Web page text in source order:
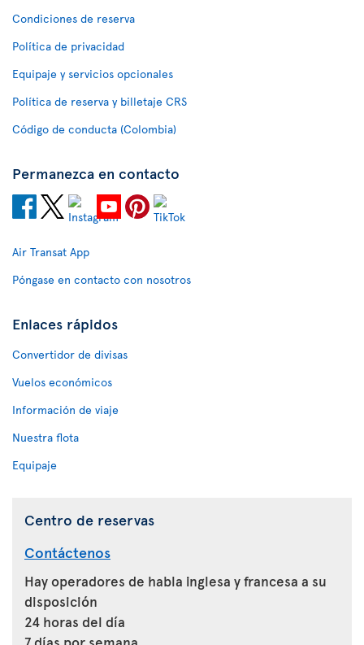
Condiciones de reserva
Política de privacidad
Equipaje y servicios opcionales
Política de reserva y billetaje CRS
Código de conducta (Colombia)
Permanezca en contacto
Air Transat App
Póngase en contacto con nosotros
Enlaces rápidos
Convertidor de divisas
Vuelos económicos
Información de viaje
Nuestra flota
Equipaje
Centro de reservas
Contáctenos
Hay operadores de habla inglesa y francesa a su
disposición
24 horas del día